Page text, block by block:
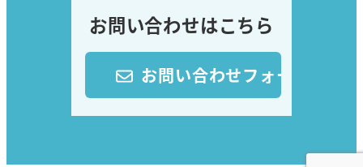
お問い合わせはこちら
お問い合わせフォーム